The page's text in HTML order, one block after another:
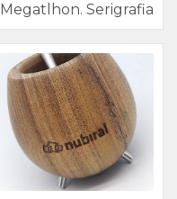
Megatlhon. Serigrafia